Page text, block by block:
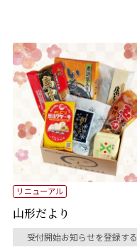
山形だより
リニューアル
受付開始お知らせを登録する